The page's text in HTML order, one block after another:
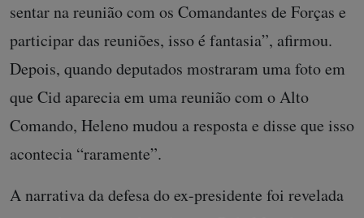
sentar na reunião com os Comandantes de Forças e
participar das reuniões, isso é fantasia”, afirmou.
Depois, quando deputados mostraram uma foto em
que Cid aparecia em uma reunião com o Alto
Comando, Heleno mudou a resposta e disse que isso
acontecia “raramente”.
A narrativa da defesa do ex-presidente foi revelada